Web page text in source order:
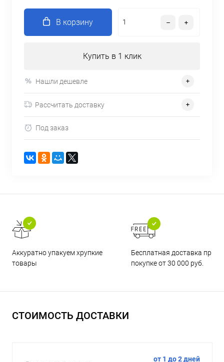
В корзину
Купить в 1 клик
Нашли дешевле
Рассчитать доставку
Под заказ
Аккуратно упакуем хрупкие
товары
Бесплатная доставка при
покупке от 30 000 руб.
СТОИМОСТЬ ДОСТАВКИ
от 1 до 2 дней